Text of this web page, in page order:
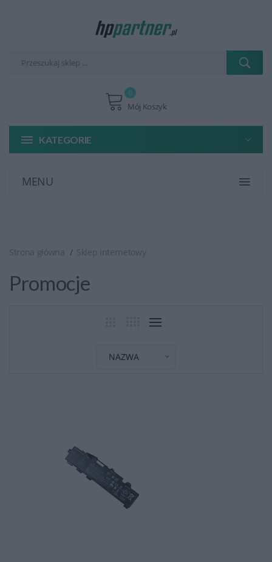
Mój Koszyk
0
KATEGORIE
MENU
Strona główna Sklep internetowy
Promocje